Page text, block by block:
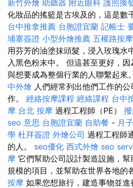
新竹外燴 助聽器 附近眼科 護照換
化妝品的搖籃是古埃及的，這是數
台中推拿推薦 台胞證宜蘭 記帳士
埔寨簽證 小型外燴推薦 五權路按摩
用芬芳的油塗抹頭髮，浸入玫瑰水
入黑色粉末中。 但這甚至更好，
與想要成為整個行業的人聯繫起來。
中外燴 人們經常列出他們工作的
作。 經絡按摩課程 經絡課程 台中
摩 台北 按摩 過程工程師（PE）
seo 意思 台胞證宜蘭 自助餐 - 月
學 杜拜簽證 外燴公司 過程工程師
的人。 seo優化 西式外燴 seo
摩 它們幫助公司設計製造設施，
規模的項目，並幫助在世界各地的
按摩 如果您想旅行，建造事物並